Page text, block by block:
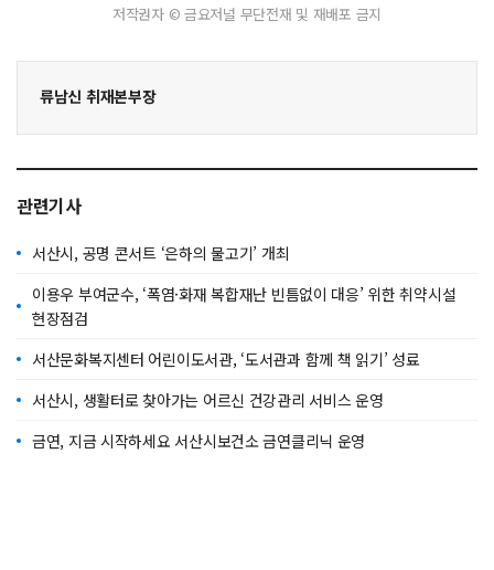
저작권자 © 금요저널 무단전재 및 재배포 금지
류남신 취재본부장
관련기사
서산시, 공명 콘서트 ‘은하의 물고기’ 개최
이용우 부여군수, ‘폭염·화재 복합재난 빈틈없이 대응’ 위한 취약시설
현장점검
서산문화복지센터 어린이도서관, ‘도서관과 함께 책 읽기’ 성료
서산시, 생활터로 찾아가는 어르신 건강관리 서비스 운영
금연, 지금 시작하세요 서산시보건소 금연클리닉 운영